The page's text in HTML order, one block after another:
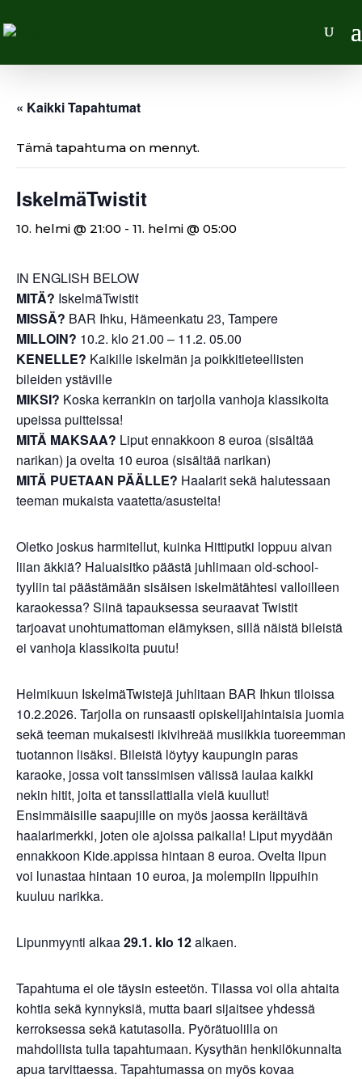
« Kaikki Tapahtumat
Tämä tapahtuma on mennyt.
IskelmäTwistit
10. helmi @ 21:00 - 11. helmi @ 05:00
IN ENGLISH BELOW
MITÄ? IskelmäTwistit
MISSÄ? BAR Ihku, Hämeenkatu 23, Tampere
MILLOIN? 10.2. klo 21.00 – 11.2. 05.00
KENELLE? Kaikille iskelmän ja poikkitieteellisten
bileiden ystäville
MIKSI? Koska kerrankin on tarjolla vanhoja klassikoita
upeissa puitteissa!
MITÄ MAKSAA? Liput ennakkoon 8 euroa (sisältää
narikan) ja ovelta 10 euroa (sisältää narikan)
MITÄ PUETAAN PÄÄLLE? Haalarit sekä halutessaan
teeman mukaista vaatetta/asusteita!
Oletko joskus harmitellut, kuinka Hittiputki loppuu aivan
liian äkkiä? Haluaisitko päästä juhlimaan old-school-
tyyliin tai päästämään sisäisen iskelmätähtesi valloilleen
karaokessa? Siinä tapauksessa seuraavat Twistit
tarjoavat unohtumattoman elämyksen, sillä näistä bileistä
ei vanhoja klassikoita puutu!
Helmikuun IskelmäTwistejä juhlitaan BAR Ihkun tiloissa
10.2.2026. Tarjolla on runsaasti opiskelijahintaisia juomia
sekä teeman mukaisesti ikivihreää musiikkia tuoreemman
tuotannon lisäksi. Bileistä löytyy kaupungin paras
karaoke, jossa voit tanssimisen välissä laulaa kaikki
nekin hitit, joita et tanssilattialla vielä kuullut!
Ensimmäisille saapujille on myös jaossa keräiltävä
haalarimerkki, joten ole ajoissa paikalla! Liput myydään
ennakkoon Kide.appissa hintaan 8 euroa. Ovelta lipun
voi lunastaa hintaan 10 euroa, ja molempiin lippuihin
kuuluu narikka.
Lipunmyynti alkaa29.1. klo 12alkaen.
Tapahtuma ei ole täysin esteetön. Tilassa voi olla ahtaita
kohtia sekä kynnyksiä, mutta baari sijaitsee yhdessä
kerroksessa sekä katutasolla. Pyörätuolilla on
mahdollista tulla tapahtumaan. Kysythän henkilökunnalta
apua tarvittaessa. Tapahtumassa on myös kovaa